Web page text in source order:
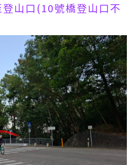
山口(10號橋登山口不